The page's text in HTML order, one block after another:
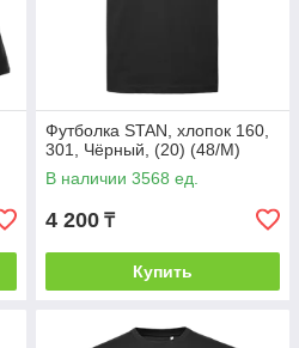
Футболка STAN, хлопок 160,
301, Чёрный, (20) (48/M)
В наличии 3568 ед.
4 200 ₸
Купить